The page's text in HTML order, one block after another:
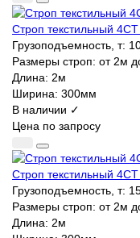
Строп текстильный 4СТ
Грузоподъемность, т:
Размеры строп: от 2м
Длина: 2м
Ширина: 300мм
В наличии ✓
Цена по запросу
Строп текстильный 4СТ
Грузоподъемность, т:
Размеры строп: от 2м
Длина: 2м